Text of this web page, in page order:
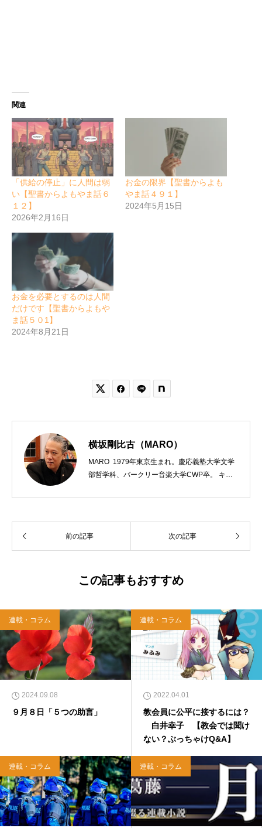
関連
「供給の停止」に人間は弱
い【聖書からよもやま話６
１２】
2026年2月16日
お金の限界【聖書からよも
やま話４９１】
2024年5月15日
お金を必要とするのは人間
だけです【聖書からよもや
ま話５０1】
2024年8月21日
 
横坂剛比古（MARO）
MARO 1979年東京生まれ。慶応義塾大学文学
部哲学科、バークリー音楽大学CWP卒。 キリ
う宗教法人専門の行政書士。2020年7月よりク
「上馬キリスト教会（@kamiumach）」の運営
を行う「まじめ担当」。 著書に『聖書を読んだ
西洋哲学超入門〜』（日本実業出版）、『人生
イヤモンド社）、『世界一ゆるい聖書入門』、
『世界一ゆるい聖書教室』（「ふざけ担当」LE
ONとの共著、講談社）などがある。新著<a hr
ef="https://amzn.to/376F9aC">『ふっと心がラ
クになる 眠れぬ夜の聖書のことば』（大和書
房）</a>２０２２年３月１５日発売。
前の記事 次の記事
この記事もおすすめ
連載・コラム
2024.09.08
９月８日「５つの助言」
連載・コラム
2022.04.01
教会員に公平に接するには？
白井幸子 【教会では聞け
ない？ぶっちゃけQ&A】
連載・コラム 連載・コラム